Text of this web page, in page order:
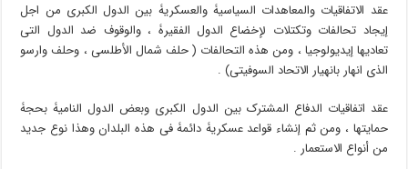
عقد الاتفاقیات والمعاهدات السیاسیۀ والعسکریۀ بین الدول الکبرى من اجل
إیجاد تحالفات وتکتلات لإخضاع الدول الفقیرۀ ، والوقوف ضد الدول التی
تعادیها إیدیولوجیا ، ومن هذه التحالفات ( حلف شمال الأطلسی ، وحلف وارسو
الذی انهار بانهیار الاتحاد السوفیتی) .
عقد اتفاقیات الدفاع المشترک بین الدول الکبرى وبعض الدول النامیۀ بحجۀ
حمایتها ، ومن ثم إنشاء قواعد عسکریۀ دائمۀ فی هذه البلدان وهذا نوع جدید
من أنواع الاستعمار .